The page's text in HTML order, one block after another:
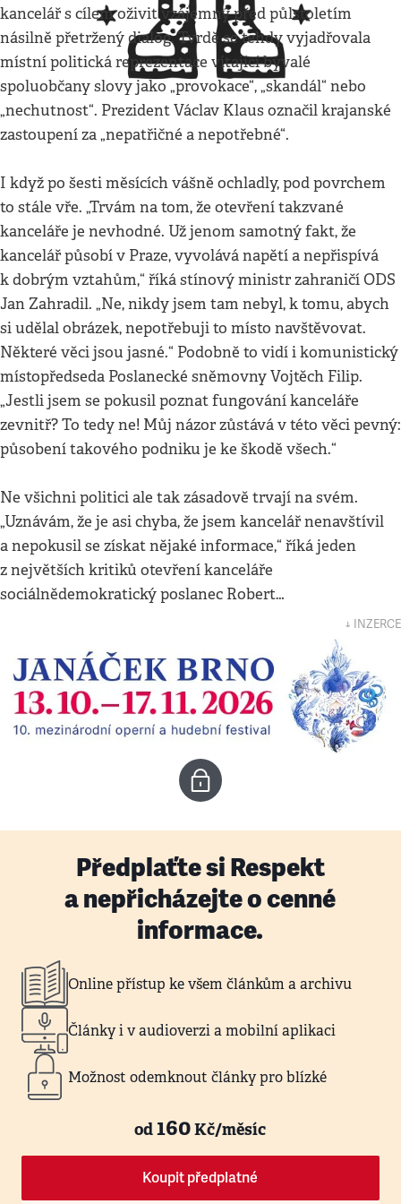
kancelář s cílem oživit vzájemný před půlstoletím
násilně přetržený dialog. Tvrdě se tehdy vyjadřovala
místní politická reprezentace vítající bývalé
spoluobčany slovy jako „provokace“, „skandál“ nebo
„nechutnost“. Prezident Václav Klaus označil krajanské
zastoupení za „nepatřičné a nepotřebné“.
I když po šesti měsících vášně ochladly, pod povrchem
to stále vře. „Trvám na tom, že otevření takzvané
kanceláře je nevhodné. Už jenom samotný fakt, že
kancelář působí v Praze, vyvolává napětí a nepřispívá
k dobrým vztahům,“ říká stínový ministr zahraničí ODS
Jan Zahradil. „Ne, nikdy jsem tam nebyl, k tomu, abych
si udělal obrázek, nepotřebuji to místo navštěvovat.
Některé věci jsou jasné.“ Podobně to vidí i komunistický
místopředseda Poslanecké sněmovny Vojtěch Filip.
„Jestli jsem se pokusil poznat fungování kanceláře
zevnitř? To tedy ne! Můj názor zůstává v této věci pevný:
působení takového podniku je ke škodě všech.“
Ne všichni politici ale tak zásadově trvají na svém.
„Uznávám, že je asi chyba, že jsem kancelář nenavštívil
a nepokusil se získat nějaké informace,“ říká jeden
z největších kritiků otevření kanceláře
sociálnědemokratický poslanec Robert…
↓ INZERCE
Předplaťte si Respekt
a nepřicházejte o cenné
informace.
Online přístup ke všem článkům a archivu
Články i v audioverzi a mobilní aplikaci
Možnost odemknout články pro blízké
od160Kč/měsíc
Koupit předplatné